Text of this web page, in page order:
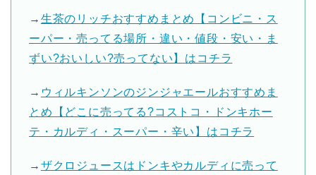
→ 生茶のリッチおすすめまとめ【コンビニ・ス
ーパー・売ってる場所・違い・値段・安い・ま
ずい?おいしい?売ってない】はコチラ
→ ウィルキンソンのジンジャエールおすすめま
とめ【どこに売ってる?コストコ・ドンキホー
テ・カルディ・スーパー・辛い】はコチラ
→ ザクロジュースはドンキやカルディに売って